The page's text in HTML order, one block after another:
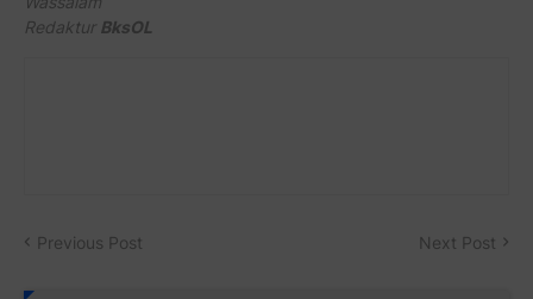
Redaktur BksOL
Previous Post Next Post